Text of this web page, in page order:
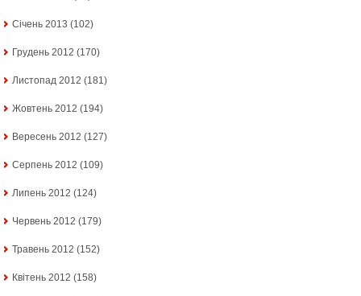
Січень 2013 (102)
Грудень 2012 (170)
Листопад 2012 (181)
Жовтень 2012 (194)
Вересень 2012 (127)
Серпень 2012 (109)
Липень 2012 (124)
Червень 2012 (179)
Травень 2012 (152)
Квітень 2012 (158)